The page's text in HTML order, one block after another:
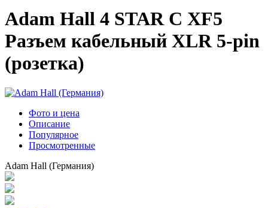
Adam Hall 4 STAR C XF5
Разъем кабельный XLR 5-pin
(розетка)
Фото и цена
Описание
Популярное
Просмотренные
Adam Hall (Германия)